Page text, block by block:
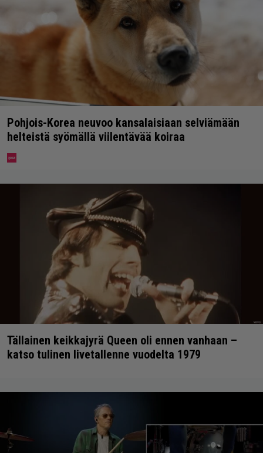
Pohjois-Korea neuvoo kansalaisiaan selviämään
helteistä syömällä viilentävää koiraa
Tällainen keikkajyrä Queen oli ennen vanhaan –
katso tulinen livetallenne vuodelta 1979